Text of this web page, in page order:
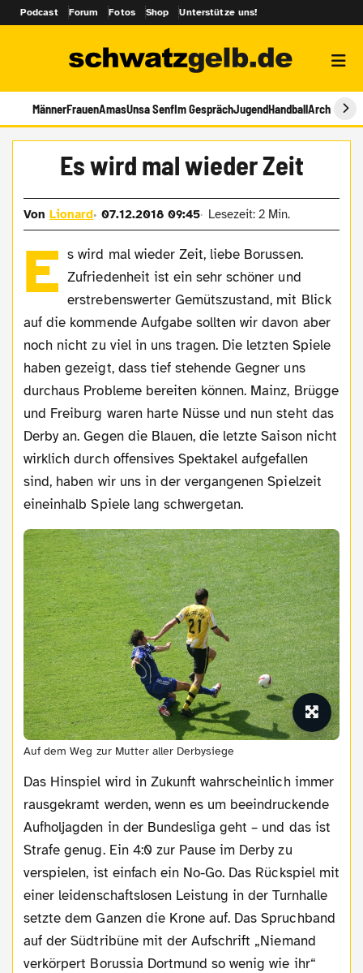
Podcast Forum Fotos Shop Unterstütze uns!
MännerFrauenAmasUnsa SenfIm GesprächJugendHandballArchiv
Es wird mal wieder Zeit
VonLionard 07.12.2018 09:45 Lesezeit: 2 Min.
E s wird mal wieder Zeit, liebe Borussen.
Zufriedenheit ist ein sehr schöner und
erstrebenswerter Gemütszustand, mit Blick
auf die kommende Aufgabe sollten wir davon aber
noch nicht zu viel in uns tragen. Die letzten Spiele
haben gezeigt, dass tief stehende Gegner uns
durchaus Probleme bereiten können. Mainz, Brügge
und Freiburg waren harte Nüsse und nun steht das
Derby an. Gegen die Blauen, die letzte Saison nicht
wirklich durch offensives Spektakel aufgefallen
sind, haben wir uns in der vergangenen Spielzeit
eineinhalb Spiele lang schwergetan.
Auf dem Weg zur Mutter aller Derbysiege
Das Hinspiel wird in Zukunft wahrscheinlich immer
rausgekramt werden, wenn es um beeindruckende
Aufholjagden in der Bundesliga geht – und das ist
Strafe genug. Ein 4:0 zur Pause im Derby zu
verspielen, ist einfach ein No-Go. Das Rückspiel mit
einer leidenschaftslosen Leistung in der Turnhalle
setzte dem Ganzen die Krone auf. Das Spruchband
auf der Südtribüne mit der Aufschrift „Niemand
verkörpert Borussia Dortmund so wenig wie ihr“